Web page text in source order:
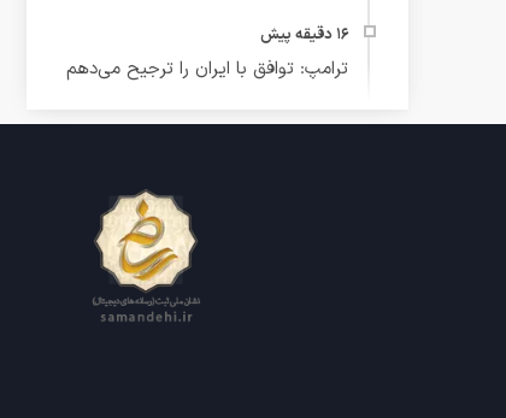
ترامپ: توافق با ایران را ترجیح می‌دهم